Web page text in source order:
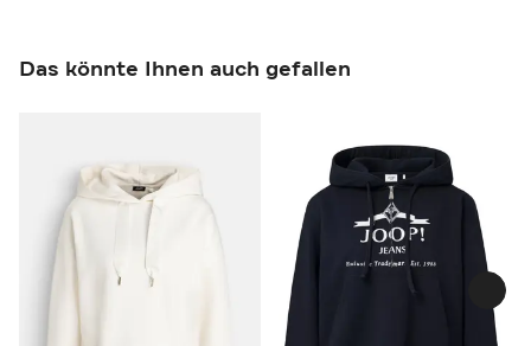
Das könnte Ihnen auch gefallen